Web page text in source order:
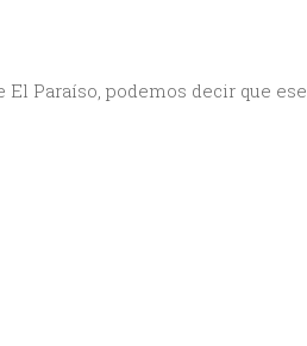
Paraíso, podemos decir que ese